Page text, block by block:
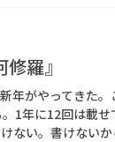
羅』
年がやってきた
1年に12回は載
ない。書けない